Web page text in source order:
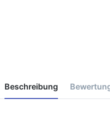
Beschreibung